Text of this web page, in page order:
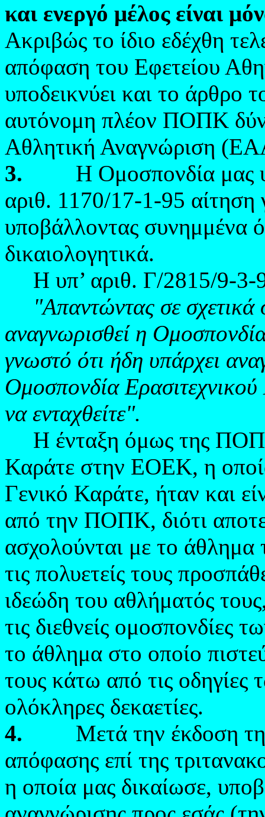
και ενεργό μέλος είναι
Ακριβώς το ίδιο εδέχθη
απόφαση του Εφετείου
υποδεικνύει και το άρθρο
αυτόνομη πλέον ΠΟΠΚ
Αθλητική Αναγνώριση
3. Η Ομοσπονδία μας
αριθ. 1170/17-1-95
υποβάλλοντας συνημμένα
δικαιολογητικά.
Η υπ’ αριθ. Γ/2815/9-3-
"Απαντώντας σε σχετικά
αναγνωρισθεί η
γνωστό ότι ήδη υπάρχει
Ομοσπονδία Ερασιτεχνικού
να ενταχθείτε".
Η ένταξη όμως της
Καράτε στην ΕΟΕΚ, η
Γενικό Καράτε, ήταν και
από την ΠΟΠΚ, διότι
ασχολούνται με το
τις πολυετείς τους
ιδεώδη του αθλήματός
τις διεθνείς ομοσπονδίες
το άθλημα στο οποίο
τους κάτω από τις οδηγίες
ολόκληρες δεκαετίες.
4. Μετά την έκδοση της
απόφασης επί της
η οποία μας δικαίωσε,